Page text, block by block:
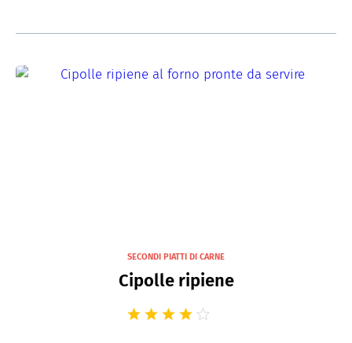
SECONDI PIATTI DI CARNE
Cipolle ripiene